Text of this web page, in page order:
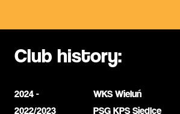
Club history:
2024 -
WKS Wieluń
2022/2023
PSG KPS Siedlce